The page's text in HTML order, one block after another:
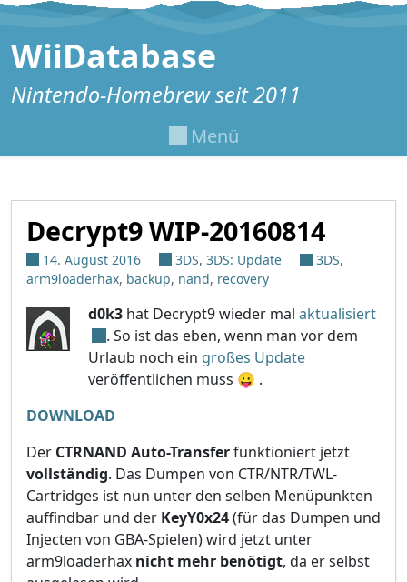
Zum Inhalt springen
WiiDatabase
Nintendo-Homebrew seit 2011
Menü
Decrypt9 WIP-20160814
14. August 2016 3DS, 3DS: Update 3DS,
arm9loaderhax, backup, nand, recovery
d0k3 hat Decrypt9 wieder mal aktualisiert
. So ist das eben, wenn man vor dem
Urlaub noch ein großes Update
veröffentlichen muss 😛 .
DOWNLOAD
Der CTRNAND Auto-Transferfunktioniert jetzt
vollständig. Das Dumpen von CTR/NTR/TWL-
Cartridges ist nun unter den selben Menüpunkten
auffindbar und der KeyY0x24(für das Dumpen und
Injecten von GBA-Spielen) wird jetzt unter
arm9loaderhax nicht mehr benötigt, da er selbst